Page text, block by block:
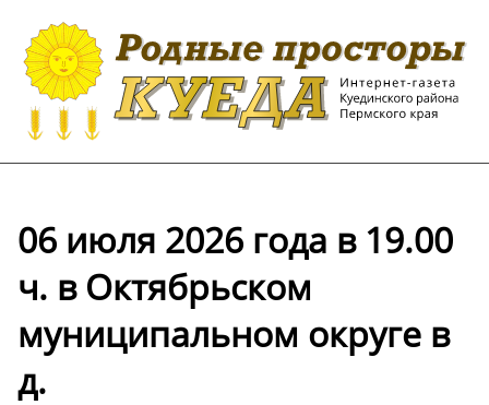
️06 июля 2026 года в 19.00
ч. в Октябрьском
муниципальном округе в
д.